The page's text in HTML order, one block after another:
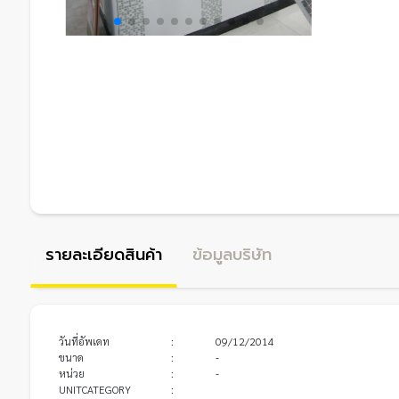
รายละเอียดสินค้า ข้อมูลบริษัท
วันที่อัพเดท :
09/12/2014
ขนาด
:
-
หน่วย
:
-
UNITCATEGORY
: